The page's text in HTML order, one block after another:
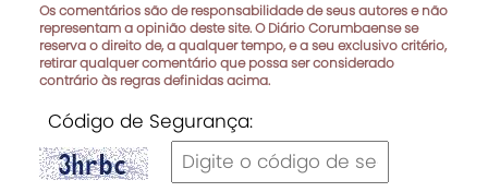
Os comentários são de responsabilidade de seus autores e não
representam a opinião deste site. O Diário Corumbaense se
reserva o direito de, a qualquer tempo, e a seu exclusivo critério,
retirar qualquer comentário que possa ser considerado
contrário às regras definidas acima.
Código de Segurança: